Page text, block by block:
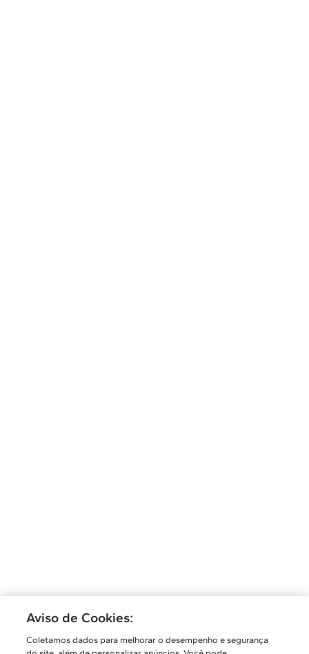
Aviso de Cookies:
Coletamos dados para melhorar o desempenho e segurança